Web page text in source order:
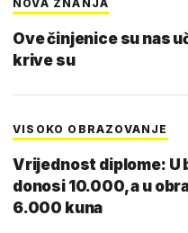
NOVA ZNANJA
Ove činjenice su nas
krive su
VISOKO OBRAZOVANJE
Vrijednost diplome: U
donosi 10.000, a u
6.000 kuna